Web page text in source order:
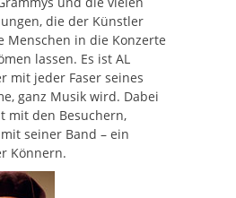
die der Künstler
Menschen in die Konzerte
lassen. Es ist AL
mit jeder Faser seines
ganz Musik wird. Dabei
mit den Besuchern,
seiner Band – ein
Könnern.